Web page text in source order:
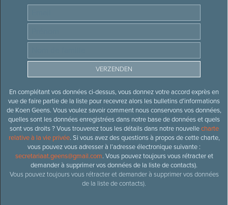
En complétant vos données ci-dessus, vous donnez votre accord exprès en
vue de faire partie de la liste pour recevrez alors les bulletins d’informations
de Koen Geens. Vous voulez savoir comment nous conservons vos données,
quelles sont les données enregistrées dans notre base de données et quels
sont vos droits ? Vous trouverez tous les détails dans notre nouvellecharte
relative à la vie privée. Si vous avez des questions à propos de cette charte,
vous pouvez vous adresser à l’adresse électronique suivante :
secretariaat.geens@gmail.com. Vous pouvez toujours vous rétracter et
demander à supprimer vos données de la liste de contacts).
Vous pouvez toujours vous rétracter et demander à supprimer vos données
de la liste de contacts).